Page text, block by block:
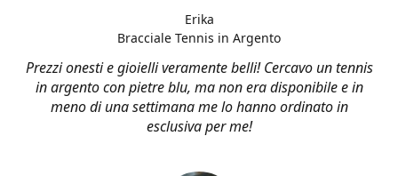
Prezzi onesti e gioielli veramente belli! Cercavo un tennis
in argento con pietre blu, ma non era disponibile e in
meno di una settimana me lo hanno ordinato in
esclusiva per me!
Erika
Bracciale Tennis in Argento